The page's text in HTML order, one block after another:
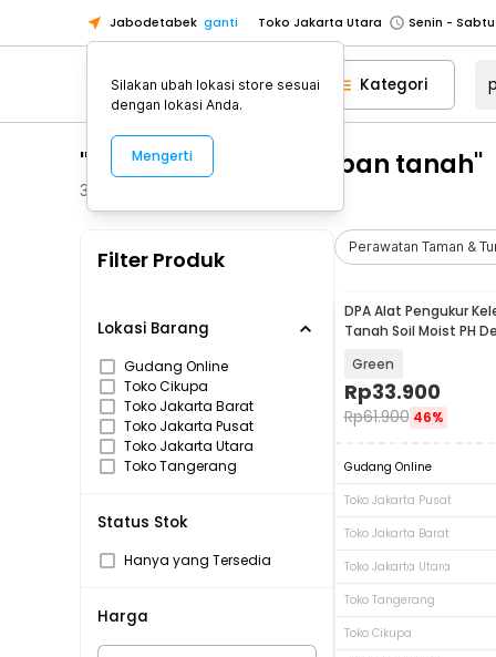
Jabodetabek ganti
Toko Jakarta Utara
Toko Tangerang
Toko Cikupa
Pick n Go Jakarta Barat
Senin -
Pick n Go Bekasi
Senin - Jumat
Toko Jakarta Barat
Senin -
Toko Tangerang
Pick n Go Jakarta Barat
Senin -
Pick n Go Bekasi
Senin - Jumat
Kategori
"pengukur kelembapan tanah"
38
Filter Produk
Lokasi Barang
Gudang Online
Toko Cikupa
Toko Jakarta Barat
Toko Jakarta Pusat
Toko Jakarta Utara
Toko Tangerang
Status Stok
Hanya yang Tersedia
Harga
Perawatan Taman &
DPA Alat Pengukur
Tanah Soil Moist PH
Green
Rp33.900
Rp61.900 46%
Gudang Online
Toko Jakarta Pusat
Toko Jakarta Barat
Toko Jakarta Utara
Toko Tangerang
Toko Cikupa
Silakan ubah lokasi store sesuai
dengan lokasi Anda.
Mengerti